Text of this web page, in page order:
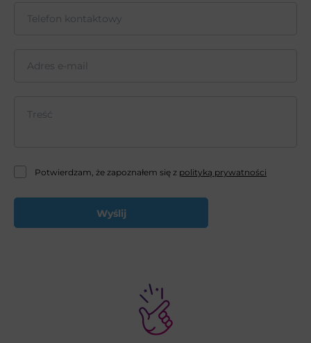
Potwierdzam, że zapoznałem się z polityką prywatności
Wyślij